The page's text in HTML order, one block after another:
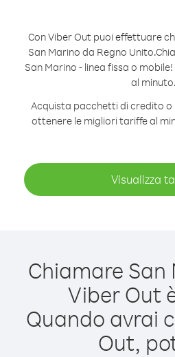
Con Viber Out puoi effettuare
San Marino da Regno Unito.
San Marino - linea fissa o
al minuto.
Acquista pacchetti di credito o
ottenere le migliori tariffe al
Visualizza
Chiamare San
Viber Out
Quando avrai
Out,